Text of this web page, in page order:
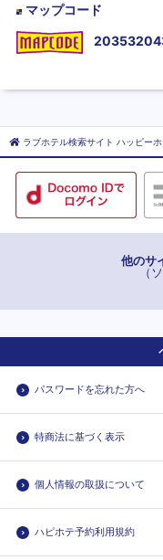
マップコード
ラブホテル検索サイト ハッピー
他のサ
（
パスワードを忘れた方へ
特商法に基づく表示
個人情報の取扱について
ハピホテ予約利用規約